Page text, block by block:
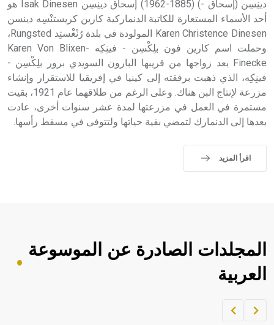
دينِسِن (إسحاق -) (1885-1962) إسحاق دينِسِن Isak Dinesen هو
أحد الأسماء المستعارة للكاتبة الدنماركية كارين كريستنْسِه دينسن
Karen Christence Dinesen المولودة في بلدة رُنْغْستِد Rungsted،
وحملت اسم كارين فون بلِكْسِن - فينِكِه Karen Von Blixen-
Finecke بعد زواجها من قريبها البارون السويدي برور بلِكْسِن -
فينِكِه، الذي ذهبت برفقته إلى كينيا في إفريقيا للاستقرار وإنشاء
مزرعة لإنتاج البن هناك. وعلى الرغم من طلاقهما عام 1921، بقيت
مستمرة في العمل في مزرعتها لمدة عشر سنوات أخرى، عادت
بعدها إلى الدنمارك لتمضي بقية حياتها ولتتوفى في مسقط رأسها.
اقرأ المزيد
المجلدات الصادرة عن الموسوعة
العربية